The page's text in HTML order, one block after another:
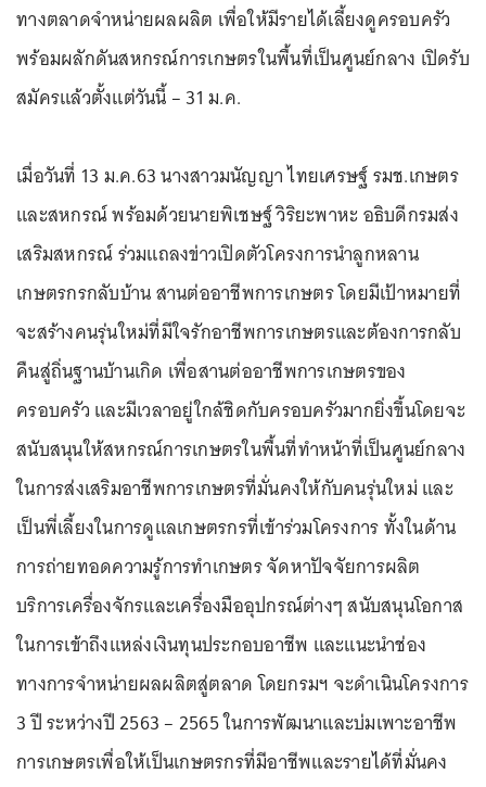
ทางตลาดจำหน่ายผลผลิต เพื่อให้มีรายได้เลี้ยงดูครอบครัว
พร้อมผลักดันสหกรณ์การเกษตรในพื้นที่เป็นศูนย์กลาง เปิดรับ
สมัครแล้วตั้งแต่วันนี้ – 31 ม.ค.
เมื่อวันที่ 13 ม.ค.63 นางสาวมนัญญา ไทยเศรษฐ์ รมช.เกษตร
และสหกรณ์ พร้อมด้วยนายพิเชษฐ์ วิริยะพาหะ อธิบดีกรมส่ง
เสริมสหกรณ์ ร่วมแถลงข่าวเปิดตัวโครงการนำลูกหลาน
เกษตรกรกลับบ้าน สานต่ออาชีพการเกษตร โดยมีเป้าหมายที่
จะสร้างคนรุ่นใหม่ที่มีใจรักอาชีพการเกษตรและต้องการกลับ
คืนสู่ถิ่นฐานบ้านเกิด เพื่อสานต่ออาชีพการเกษตรของ
ครอบครัว และมีเวลาอยู่ใกล้ชิดกับครอบครัวมากยิ่งขึ้นโดยจะ
สนับสนุนให้สหกรณ์การเกษตรในพื้นที่ทำหน้าที่เป็นศูนย์กลาง
ในการส่งเสริมอาชีพการเกษตรที่มั่นคงให้กับคนรุ่นใหม่ และ
เป็นพี่เลี้ยงในการดูแลเกษตรกรที่เข้าร่วมโครงการ ทั้งในด้าน
การถ่ายทอดความรู้การทำเกษตร จัดหาปัจจัยการผลิต
บริการเครื่องจักรและเครื่องมืออุปกรณ์ต่างๆ สนับสนุนโอกาส
ในการเข้าถึงแหล่งเงินทุนประกอบอาชีพ และแนะนำช่อง
ทางการจำหน่ายผลผลิตสู่ตลาด โดยกรมฯ จะดำเนินโครงการ
3 ปี ระหว่างปี 2563 – 2565 ในการพัฒนาและบ่มเพาะอาชีพ
การเกษตรเพื่อให้เป็นเกษตรกรที่มีอาชีพและรายได้ที่มั่นคง